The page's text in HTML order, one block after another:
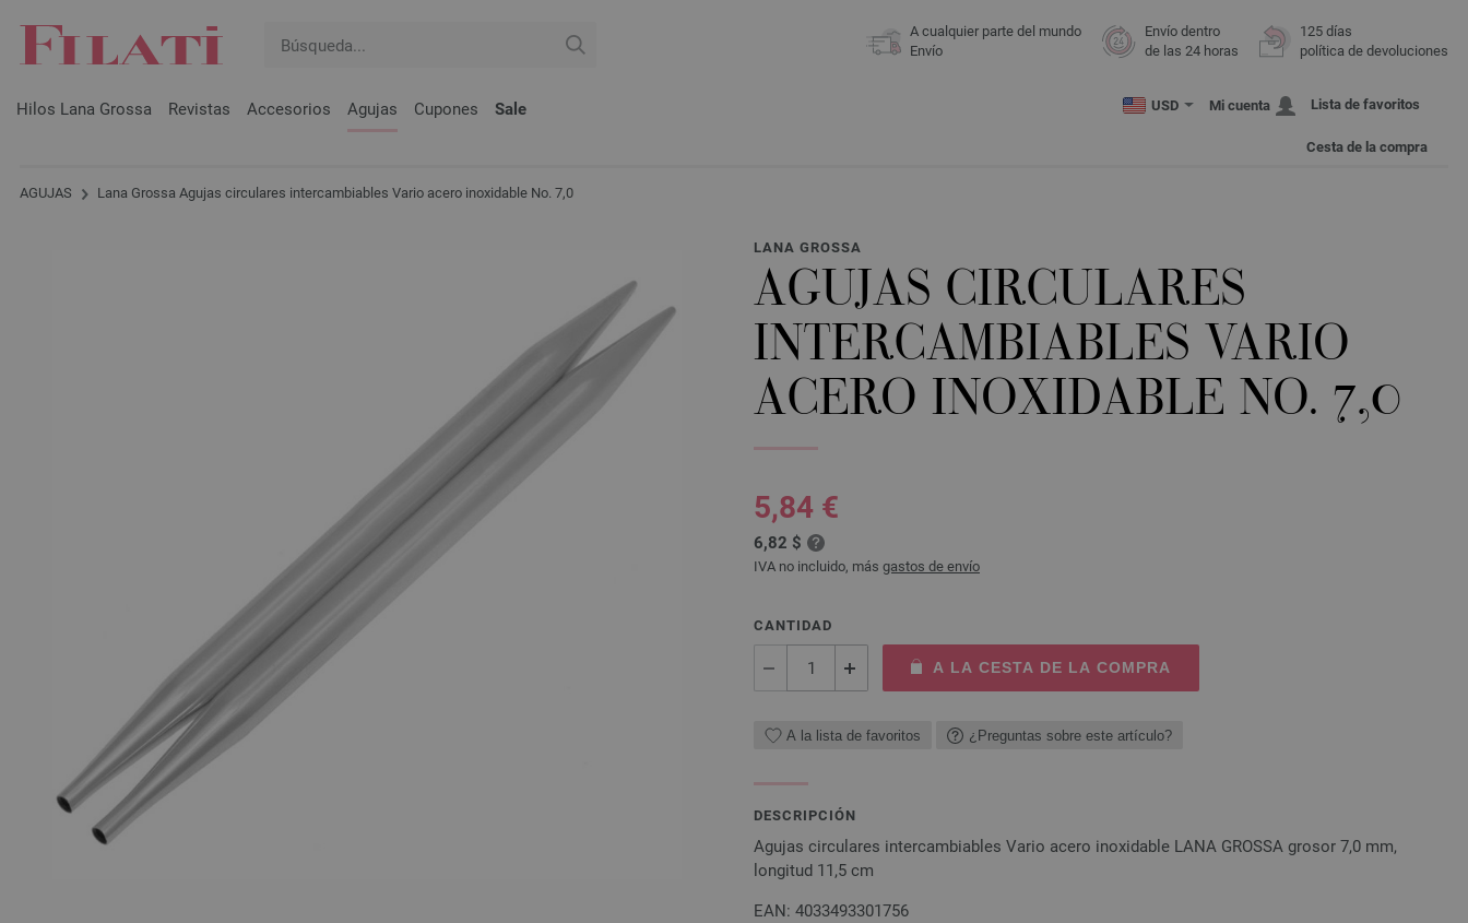
A cualquier parte del mundo
Envío
Envío dentro
de las 24 horas
125 días
política de devoluciones
Hilos Lana Grossa Revistas Accesorios Agujas Cupones Sale USD Mi cuenta Lista de favoritos
Cesta de la compra
AGUJAS Lana Grossa Agujas circulares intercambiables Vario acero inoxidable No. 7,0
LANA GROSSA
AGUJAS CIRCULARES
INTERCAMBIABLES VARIO
ACERO INOXIDABLE NO. 7,0
5,84 €
6,82 $
IVA no incluido, más gastos de envío
CANTIDAD
A LA CESTA DE LA COMPRA
A la lista de favoritos ¿Preguntas sobre este artículo?
DESCRIPCIÓN
Agujas circulares intercambiables Vario acero inoxidable LANA GROSSA grosor 7,0 mm,
longitud 11,5 cm
EAN: 4033493301756